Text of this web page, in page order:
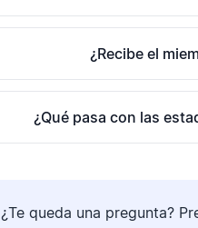
¿Recibe el
¿Qué pasa con las
¿Te queda una pregunta?